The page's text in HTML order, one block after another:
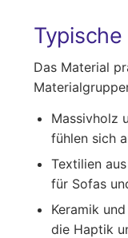
Das Material
Massivholz
fühlen sich
Textilien
für Sofas
Keramik
die Haptik